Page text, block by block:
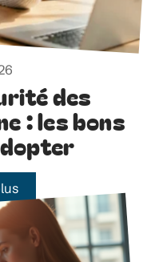
des
: les bons